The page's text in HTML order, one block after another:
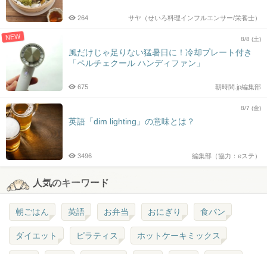
サヤ（せいろ料理インフルエンサー/栄養士）
264
NEW 8/8 (土)
風だけじゃ足りない猛暑日に！冷却プレート付き
「ペルチェクール ハンディファン」
朝時間.jp編集部
675
8/7 (金)
英語「dim lighting」の意味とは？
編集部（協力：eステ）
3496
人気のキーワード
朝ごはん 英語 お弁当 おにぎり 食パン
ダイエット ピラティス ホットケーキミックス